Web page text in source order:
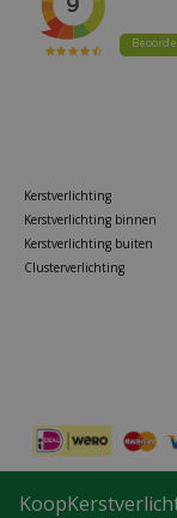
Kerstverlichting
Kerstverlichting binnen
Kerstverlichting buiten
Clusterverlichting